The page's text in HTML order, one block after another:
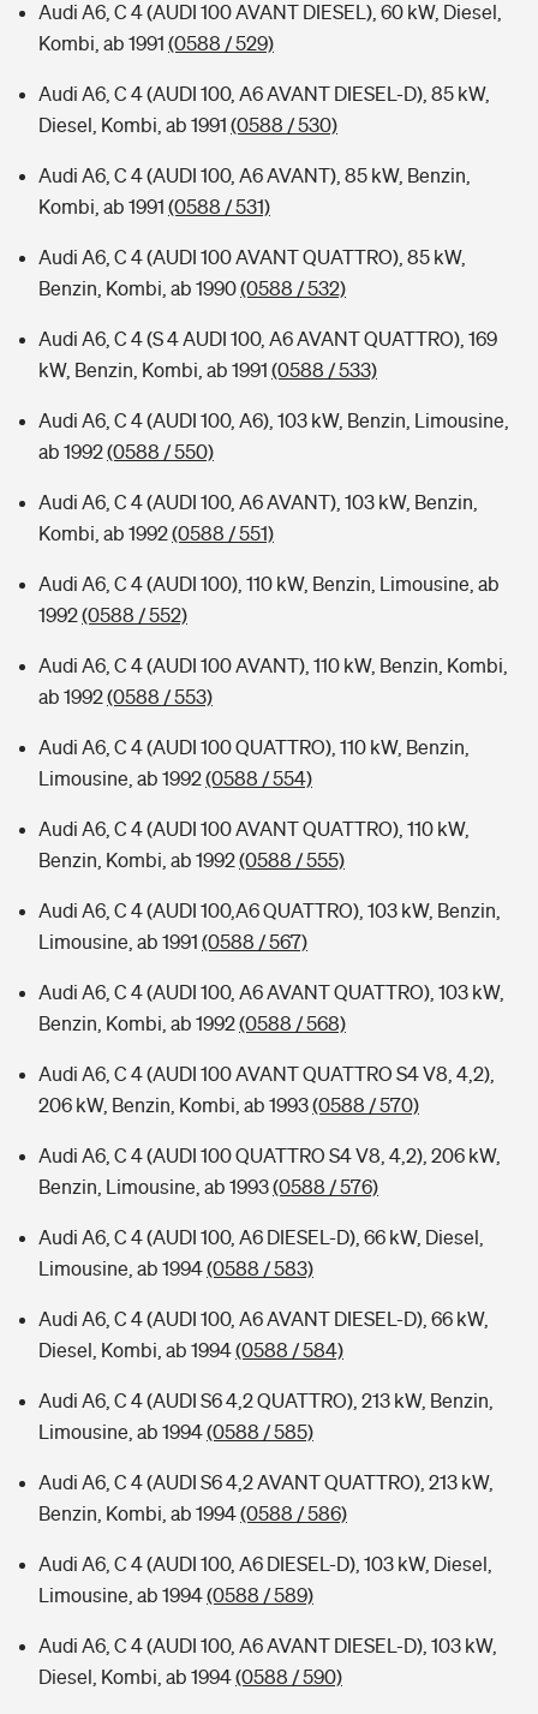
Audi A6, C 4 (AUDI 100 AVANT DIESEL), 60 kW, Diesel,
Kombi, ab 1991 (0588 / 529)
Audi A6, C 4 (AUDI 100, A6 AVANT DIESEL-D), 85 kW,
Diesel, Kombi, ab 1991 (0588 / 530)
Audi A6, C 4 (AUDI 100, A6 AVANT), 85 kW, Benzin,
Kombi, ab 1991 (0588 / 531)
Audi A6, C 4 (AUDI 100 AVANT QUATTRO), 85 kW,
Benzin, Kombi, ab 1990(0588 / 532)
Audi A6, C 4 (S 4 AUDI 100, A6 AVANT QUATTRO), 169
kW, Benzin, Kombi, ab 1991 (0588 / 533)
Audi A6, C 4 (AUDI 100, A6), 103 kW, Benzin, Limousine,
ab 1992(0588 / 550)
Audi A6, C 4 (AUDI 100, A6 AVANT), 103 kW, Benzin,
Kombi, ab 1992(0588 / 551)
Audi A6, C 4 (AUDI 100), 110 kW, Benzin, Limousine, ab
1992(0588 / 552)
Audi A6, C 4 (AUDI 100 AVANT), 110 kW, Benzin, Kombi,
ab 1992(0588 / 553)
Audi A6, C 4 (AUDI 100 QUATTRO), 110 kW, Benzin,
Limousine, ab 1992(0588 / 554)
Audi A6, C 4 (AUDI 100 AVANT QUATTRO), 110 kW,
Benzin, Kombi, ab 1992(0588 / 555)
Audi A6, C 4 (AUDI 100,A6 QUATTRO), 103 kW, Benzin,
Limousine, ab 1991 (0588 / 567)
Audi A6, C 4 (AUDI 100, A6 AVANT QUATTRO), 103 kW,
Benzin, Kombi, ab 1992(0588 / 568)
Audi A6, C 4 (AUDI 100 AVANT QUATTRO S4 V8, 4,2),
206 kW, Benzin, Kombi, ab 1993(0588 / 570)
Audi A6, C 4 (AUDI 100 QUATTRO S4 V8, 4,2), 206 kW,
Benzin, Limousine, ab 1993(0588 / 576)
Audi A6, C 4 (AUDI 100, A6 DIESEL-D), 66 kW, Diesel,
Limousine, ab 1994(0588 / 583)
Audi A6, C 4 (AUDI 100, A6 AVANT DIESEL-D), 66 kW,
Diesel, Kombi, ab 1994(0588 / 584)
Audi A6, C 4 (AUDI S6 4,2 QUATTRO), 213 kW, Benzin,
Limousine, ab 1994(0588 / 585)
Audi A6, C 4 (AUDI S6 4,2 AVANT QUATTRO), 213 kW,
Benzin, Kombi, ab 1994(0588 / 586)
Audi A6, C 4 (AUDI 100, A6 DIESEL-D), 103 kW, Diesel,
Limousine, ab 1994(0588 / 589)
Audi A6, C 4 (AUDI 100, A6 AVANT DIESEL-D), 103 kW,
Diesel, Kombi, ab 1994(0588 / 590)